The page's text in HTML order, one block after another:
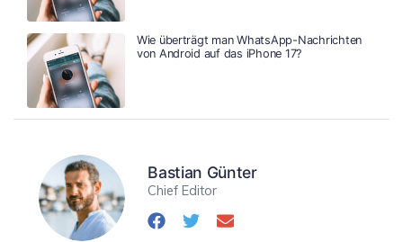
Wie überträgt man WhatsApp-Nachrichten
von Android auf das iPhone 17?
Bastian Günter
Chief Editor